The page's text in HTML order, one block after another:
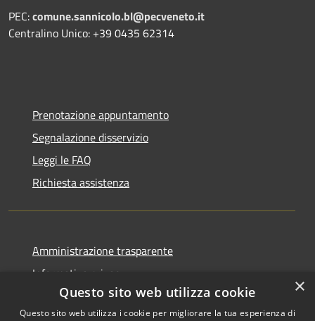
PEC:comune.sannicolo.bl@pecveneto.it
Centralino Unico: +39 0435 62314
Prenotazione appuntamento
Segnalazione disservizio
Leggi le FAQ
Richiesta assistenza
Amministrazione trasparente
Informativa privacy
Note legali
×
Questo sito web utilizza cookie
Questo sito web utilizza i cookie per migliorare la tua esperienza di